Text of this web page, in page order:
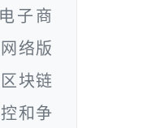
子商
络版
块链
和争